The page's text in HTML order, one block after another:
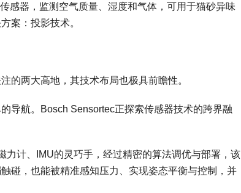
感器，监测空气质量、湿度和气体，可用于猫砂异味
案：投影技术。
的两大高地，其技术布局也极具前瞻性。
导航。Bosch Sensortec正探索传感器技术的跨界融
计、IMU的灵巧手，经过精密的算法调优与部署，该
碰，也能被精准感知压力、实现姿态平衡与控制，并